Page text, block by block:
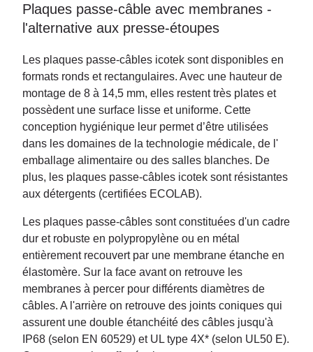
Plaques passe-câble avec membranes -
l'alternative aux presse-étoupes
Les plaques passe-câbles icotek sont disponibles en
formats ronds et rectangulaires. Avec une hauteur de
montage de 8 à 14,5 mm, elles restent très plates et
possèdent une surface lisse et uniforme. Cette
conception hygiénique leur permet d’être utilisées
dans les domaines de la technologie médicale, de l'
emballage alimentaire ou des salles blanches. De
plus, les plaques passe-câbles icotek sont résistantes
aux détergents (certifiées ECOLAB).
Les plaques passe-câbles sont constituées d'un cadre
dur et robuste en polypropylène ou en métal
entièrement recouvert par une membrane étanche en
élastomère. Sur la face avant on retrouve les
membranes à percer pour différents diamètres de
câbles. A l'arrière on retrouve des joints coniques qui
assurent une double étanchéité des câbles jusqu'à
IP68 (selon EN 60529) et UL type 4X* (selon UL50 E).